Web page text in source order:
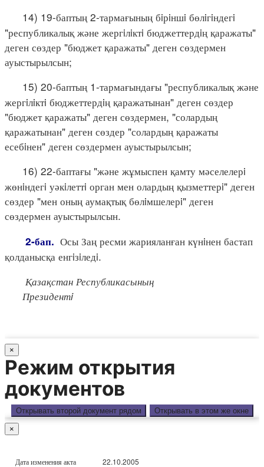
14) 19-баптың 2-тармағының бiрiншi бөлiгiндегi
"республикалық және жергiлiктi бюджеттердiң қаражаты"
деген сөздер "бюджет қаражаты" деген сөздермен
ауыстырылсын;
15) 20-баптың 1-тармағындағы "республикалық және
жергiлiктi бюджеттердiң қаражатынан" деген сөздер
"бюджет қаражаты" деген сөздермен, "солардың
қаражатынан" деген сөздер "солардың қаражаты
есебiнен" деген сөздермен ауыстырылсын;
16) 22-баптағы "және жұмыспен қамту мәселелерi
жөнiндегi уәкiлеттi орган мен олардың қызметтерi" деген
сөздер "мен оның аумақтық бөлiмшелерi" деген
сөздермен ауыстырылсын.
2-бап. Осы Заң ресми жарияланған күнiнен бастап
қолданысқа енгiзiледi.
Қазақстан Республикасының
Президентi
×
Режим открытия
документов
Открывать второй документ рядом Открывать в этом же окне
×
Дата изменения акта
22.10.2005